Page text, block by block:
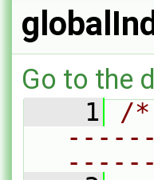
Foundation
Go to the
    1
/